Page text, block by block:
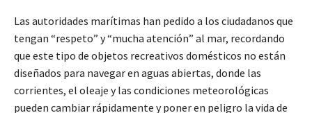
Las autoridades marítimas han pedido a los ciudadanos que
tengan “respeto” y “mucha atención” al mar, recordando
que este tipo de objetos recreativos domésticos no están
diseñados para navegar en aguas abiertas, donde las
corrientes, el oleaje y las condiciones meteorológicas
pueden cambiar rápidamente y poner en peligro la vida de